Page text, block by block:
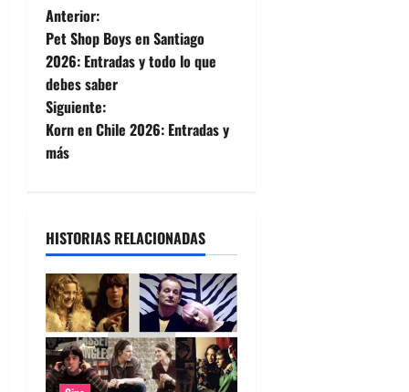
N
a
v
e
c
i
ó
n
Anterior:
Pet Shop Boys en Santiago
2026: Entradas y todo lo que
debes saber
Siguiente:
Korn en Chile 2026: Entradas y
más
HISTORIAS RELACIONADAS